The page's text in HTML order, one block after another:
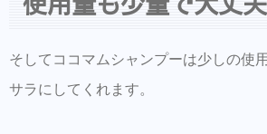
そしてココマムシャンプーは少しの使
サラにしてくれます。